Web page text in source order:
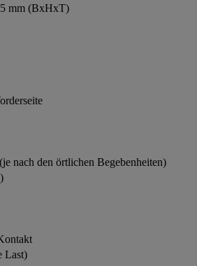
mm (BxHxT)
nach den örtlichen Begebenheiten)
Last)